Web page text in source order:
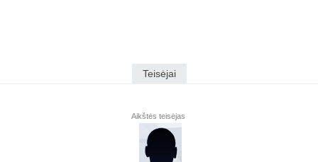
Teisėjai
Aikštės teisėjas